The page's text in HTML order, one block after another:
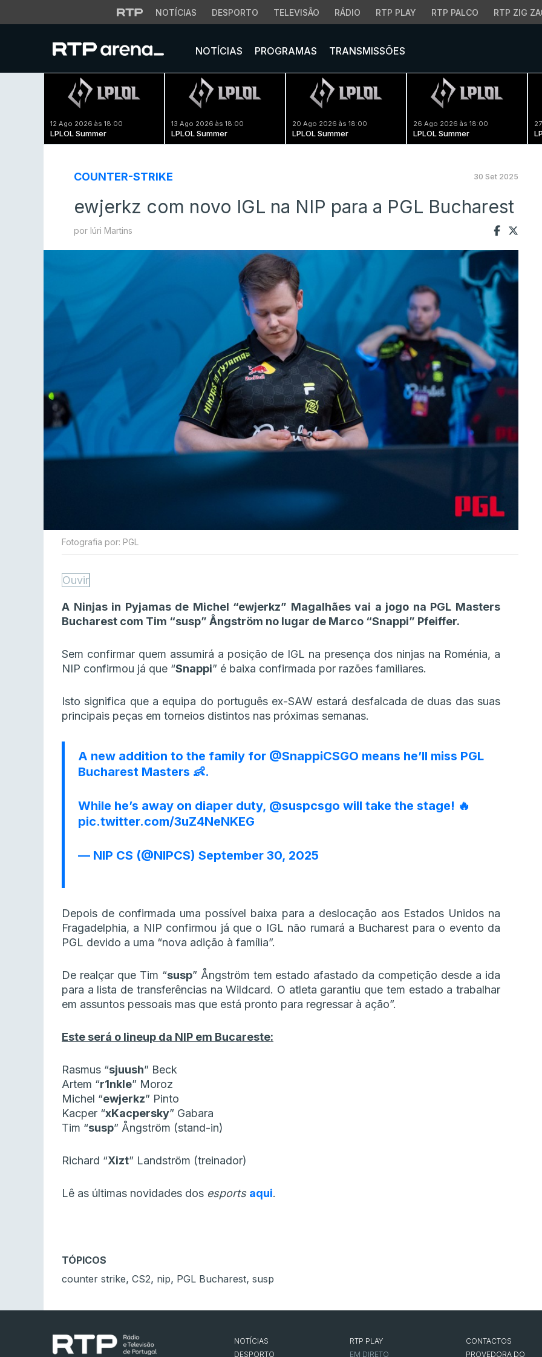
NOTÍCIAS DESPORTO TELEVISÃO RÁDIO RTP PLAY RTP PALCO RTP ZIG
NOTÍCIAS PROGRAMAS TRANSMISSÕES
12 Ago 2026 às 18:00
LPLOL Summer
13 Ago 2026 às 18:00
LPLOL Summer
20 Ago 2026 às 18:00
LPLOL Summer
26 Ago 2026 às 18:00
LPLOL Summer
COUNTER-STRIKE 30 Set 2025
ewjerkz com novo IGL na NIP para a PGL Bucharest
por Iúri Martins
Fotografia por: PGL
Ouvir
A Ninjas in Pyjamas de Michel “ewjerkz” Magalhães vai a jogo na PGL Masters
Bucharest com Tim “susp” Ångström no lugar de Marco “⁠Snappi⁠” Pfeiffer.
Sem confirmar quem assumirá a posição de IGL na presença dos ninjas na Roménia, a
NIP confirmou já que “Snappi” é baixa confirmada por razões familiares.
Isto significa que a equipa do português ex-SAW estará desfalcada de duas das suas
principais peças em torneios distintos nas próximas semanas.
A new addition to the family for @SnappiCSGO means he’ll miss PGL
Bucharest Masters 👶.
While he’s away on diaper duty, @suspcsgo will take the stage! 🔥
pic.twitter.com/3uZ4NeNKEG
— NIP CS (@NIPCS) September 30, 2025
Depois de confirmada uma possível baixa para a deslocação aos Estados Unidos na
Fragadelphia, a NIP confirmou já que o IGL não rumará a Bucharest para o evento da
PGL devido a uma “nova adição à família”.
De realçar que Tim “susp” Ångström tem estado afastado da competição desde a ida
para a lista de transferências na Wildcard. O atleta garantiu que tem estado a trabalhar
em assuntos pessoais mas que está pronto para regressar à ação”.
Este será o lineup da NIP em Bucareste:
Rasmus “⁠sjuush⁠” Beck
Artem “⁠r1nkle⁠” Moroz
Michel “⁠ewjerkz⁠” Pinto
Kacper “⁠xKacpersky⁠” Gabara
Tim “⁠susp⁠” Ångström (stand-in)
Richard “⁠Xizt⁠” Landström (treinador)
Lê as últimas novidades dos esports aqui.
TÓPICOS
counter strike, CS2, nip, PGL Bucharest, susp
NOTÍCIAS
DESPORTO
RTP PLAY
EM DIRETO
CONTACTOS
PROVEDORA DO